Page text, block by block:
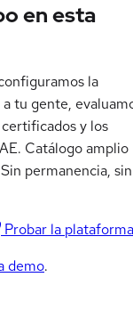
en esta
la
tu gente,
y los
Catálogo amplio
permanencia, sin
Probar la plataforma
demo.